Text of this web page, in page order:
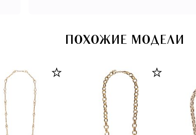
ПОХОЖИЕ МОДЕЛИ